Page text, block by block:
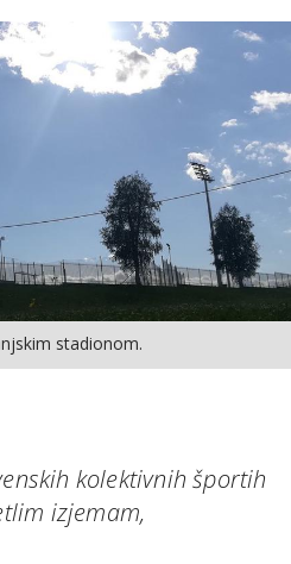
stadionom.
kolektivnih športih
izjemam,